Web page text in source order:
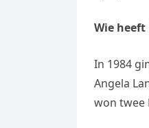
Wie heeft
In 1984
Angela
won twee